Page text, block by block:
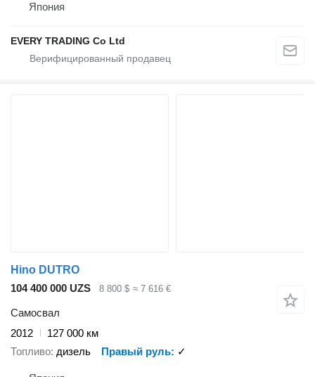
Япония
EVERY TRADING Co Ltd
Hino DUTRO
104 400 000 UZS
8 800 $ ≈ 7 616 €
Самосвал
2012
127 000 км
Топливо дизель Правый руль ✓